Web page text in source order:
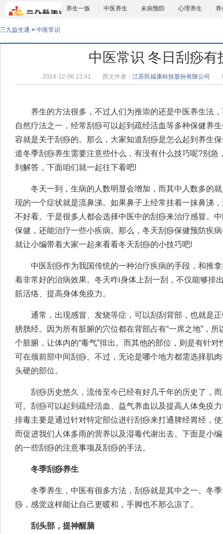
养生一族 中医养生 未病预防 心理养生 养
三九益生通 > 中医常识
中医常识 冬日刮痧有
2024-12-06 12:41 图文作者： 江苏民福康科技股份有限公司
养生的方法很多，不过人们为推崇的还是中医养生法，
自然疗法之一，经常刮痧可以起到疏经活血等多种保健养
容就是关于刮痧的。那么，大家知道刮痧是怎么起到养生
道冬季刮痧养生需要注意些什么，有没有什么技巧呢?别急
到解答，下面咱们就一起往下看吧!
冬天一到，生病的人数明显会增加，而其中人数多的就
现的一个症状就是流鼻涕。如果鼻子上经常挂着一抹鼻涕
不好看。于是很多人都会选择中医中的刮痧来治疗感冒。
保健，还能治疗一些小疾病。那么，冬天刮痧保健预防疾
就让小编带着大家一起来看看冬天刮痧的小技巧吧!
中医刮痧作为我国传统的一种治疗疾病的手段，和推拿
着非常好的治病效果。冬天咋i身体上刮一刮，不仅能够排
筋活络、提高身体免疫力。
通常，出现感冒、发烧等症，可以刮刮背部，也就是正
膀胱经。因为所有脏腑的穴位都在背部占有“一席之地”，
个脏腑，让体内的“毒气”排出。而其他的部位，则是有针
可在颈前部中间刮痧。不过，无论是哪个地方都需选择肌
头硬的部位。
刮痧历史悠久，流传至今已经有好几千年的历史了，而
可。刮痧可以起到疏经活血、益气养血以及提高人体免疫
排毒主要是通过针对特定部位进行刮痧来打通脾经胃经，
而促进我们人体多雨的营养以及湿毒代谢出去。下面是小
的一些刮痧的注意事项及刮痧的手法。
冬季刮痧养生
冬季养生，中医有很多方法，刮痧就是其中之一。冬季
痧，感觉这样能让自己更暖和，手脚也不那么凉了。
刮头部，提神醒脑